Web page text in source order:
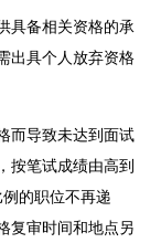
具备相关资格的承
出具个人放弃资格
而导致未达到面试
按笔试成绩由高到
的职位不再递
复审时间和地点另